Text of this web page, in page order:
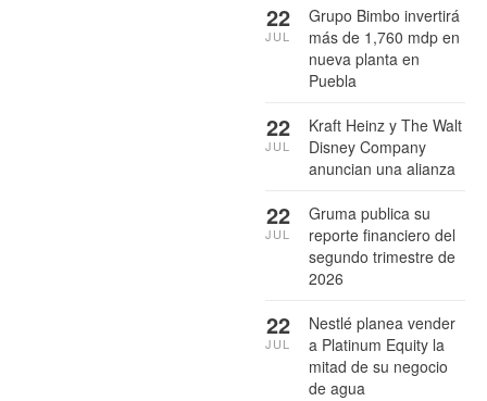
Grupo Bimbo invertirá
más de 1,760 mdp en
nueva planta en
Puebla
22
JUL
Kraft Heinz y The Walt
Disney Company
anuncian una alianza
22
JUL
Gruma publica su
reporte financiero del
segundo trimestre de
2026
22
JUL
Nestlé planea vender
a Platinum Equity la
mitad de su negocio
de agua
22
JUL